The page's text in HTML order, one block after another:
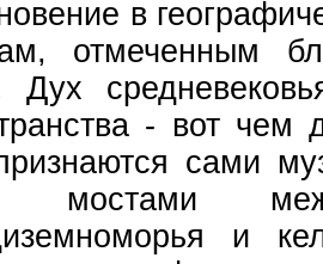
в
отмеченным
Дух
- вот чем
сами
мостами
и